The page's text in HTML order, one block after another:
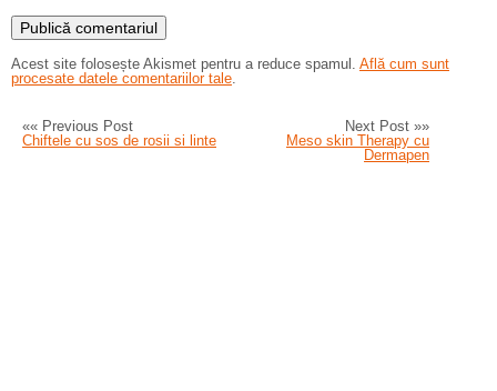
Acest site folosește Akismet pentru a reduce spamul. Află cum sunt
procesate datele comentariilor tale.
«« Previous Post
Chiftele cu sos de rosii si linte
Next Post »»
Meso skin Therapy cu
Dermapen